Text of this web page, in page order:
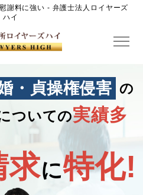
謝料に強い - 弁護士法人ロイヤーズ
ハイ
・貞操権侵害 の
ついての実績多
求に特化!